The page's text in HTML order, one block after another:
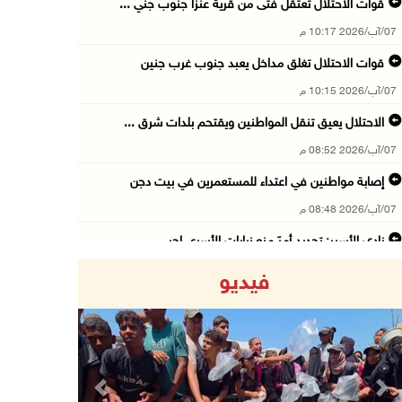
قوات الاحتلال تعتقل فتى من قرية عنزا جنوب جني ...
07/آب/2026 10:17 م
قوات الاحتلال تغلق مداخل يعبد جنوب غرب جنين
07/آب/2026 10:15 م
الاحتلال يعيق تنقل المواطنين ويقتحم بلدات شرق ...
07/آب/2026 08:52 م
إصابة مواطنين في اعتداء للمستعمرين في بيت دجن
07/آب/2026 08:48 م
نادي الأسير: تجديد أمرَ منع زيارات الأسرى إجر ...
07/آب/2026 08:08 م
مستعمرون يهاجمون مساكن المواطنين في خربة الحم ...
07/آب/2026 07:09 م
فيديو
Previous Next